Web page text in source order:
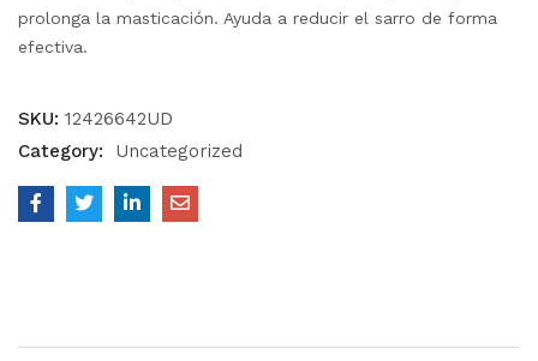
prolonga la masticación. Ayuda a reducir el sarro de forma
efectiva.
SKU: 12426642UD
Category:
Uncategorized